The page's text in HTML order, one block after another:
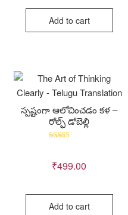
Add to cart
స్పష్టంగా ఆలోచించడం కళ –
రోల్ఫ్ డోబెల్లి
₹499.00
Add to cart